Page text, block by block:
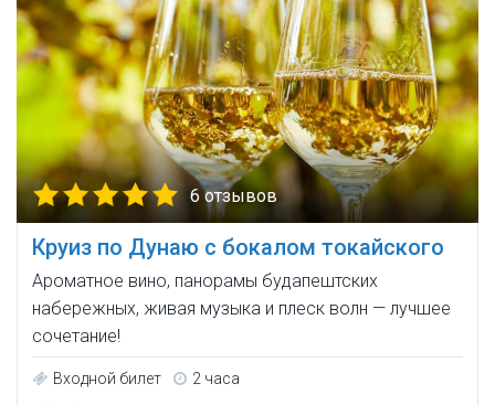
6 отзывов
Круиз по Дунаю с бокалом токайского
Ароматное вино, панорамы будапештских
набережных, живая музыка и плеск волн — лучшее
сочетание!
Входной билет 2 часа